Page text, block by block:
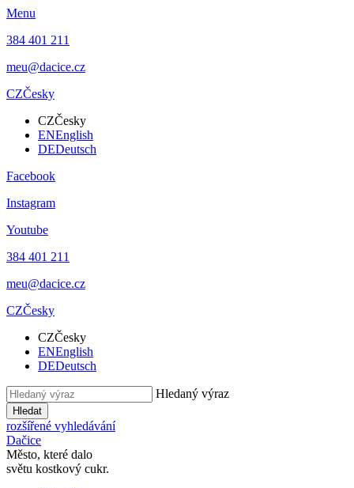
Menu
384 401 211
meu@dacice.cz
CZČesky
CZČesky
ENEnglish
DEDeutsch
Facebook
Instagram
Youtube
384 401 211
meu@dacice.cz
CZČesky
CZČesky
ENEnglish
DEDeutsch
Hledaný výraz
Hledat
rozšířené vyhledávání
Dačice
Město, které dalo
světu kostkový cukr.